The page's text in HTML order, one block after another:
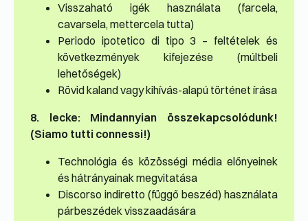
Visszaható igék használata (farcela,
cavarsela, mettercela tutta)
Periodo ipotetico di tipo 3 – feltételek és
következmények kifejezése (múltbeli
lehetőségek)
Rövid kaland vagy kihívás-alapú történet írása
8. lecke: Mindannyian összekapcsolódunk!
(Siamo tutti connessi!)
Technológia és közösségi média előnyeinek
és hátrányainak megvitatása
Discorso indiretto (függő beszéd) használata
párbeszédek visszaadására